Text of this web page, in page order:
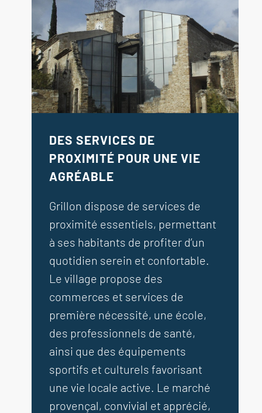
DES SERVICES DE
PROXIMITÉ POUR UNE VIE
AGRÉABLE
Grillon dispose de services de
proximité essentiels, permettant
à ses habitants de profiter d’un
quotidien serein et confortable.
Le village propose des
commerces et services de
première nécessité, une école,
des professionnels de santé,
ainsi que des équipements
sportifs et culturels favorisant
une vie locale active. Le marché
provençal, convivial et apprécié,